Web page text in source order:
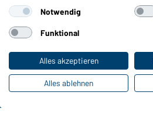
Notwendig
Funktional
Alles akzeptieren
Alles ablehnen